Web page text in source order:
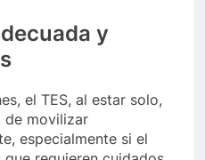
y
el TES, al estar solo,
de movilizar
especialmente si el